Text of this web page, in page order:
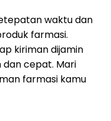
waktu dan
farmasi.
kiriman dijamin
dan cepat. Mari
farmasi kamu